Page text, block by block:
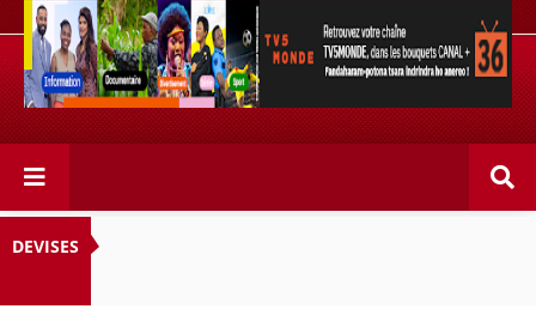
Retrouvez votre chaîne @TV5MONDE, dans les bouquets
CANAL+ 36 . Fandaharam-potoana tsara indrindra ho
anareo!
DEVISES